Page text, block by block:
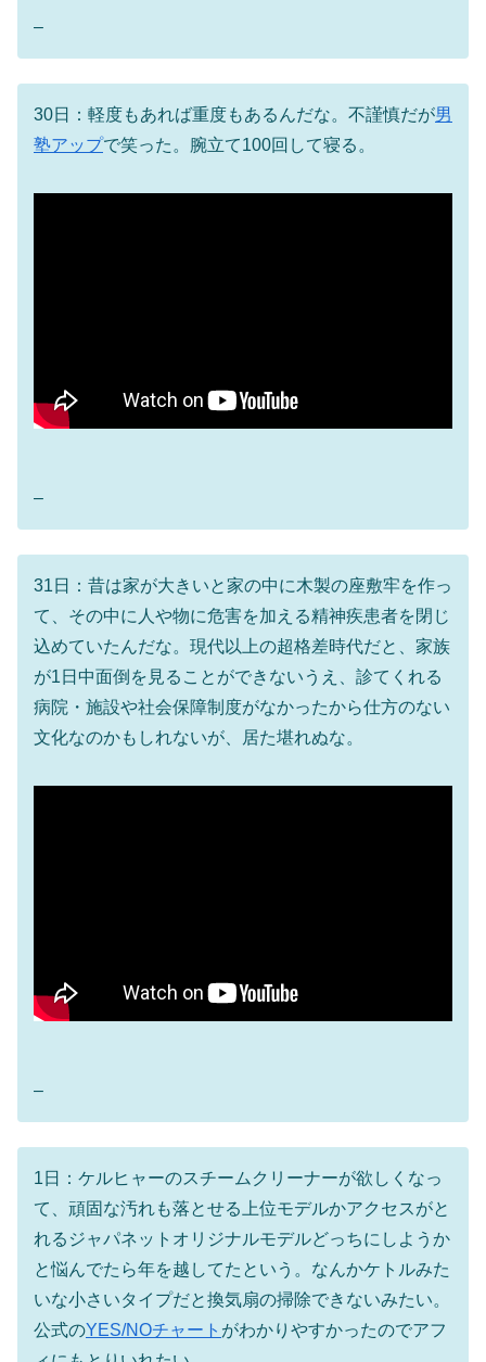
–
30日：軽度もあれば重度もあるんだな。不謹慎だが男
塾アップで笑った。腕立て100回して寝る。
–
31日：昔は家が大きいと家の中に木製の座敷牢を作っ
て、その中に人や物に危害を加える精神疾患者を閉じ
込めていたんだな。現代以上の超格差時代だと、家族
が1日中面倒を見ることができないうえ、診てくれる
病院・施設や社会保障制度がなかったから仕方のない
文化なのかもしれないが、居た堪れぬな。
–
1日：ケルヒャーのスチームクリーナーが欲しくなっ
て、頑固な汚れも落とせる上位モデルかアクセスがと
れるジャパネットオリジナルモデルどっちにしようか
と悩んでたら年を越してたという。なんかケトルみた
いな小さいタイプだと換気扇の掃除できないみたい。
公式のYES/NOチャート がわかりやすかったのでアフ